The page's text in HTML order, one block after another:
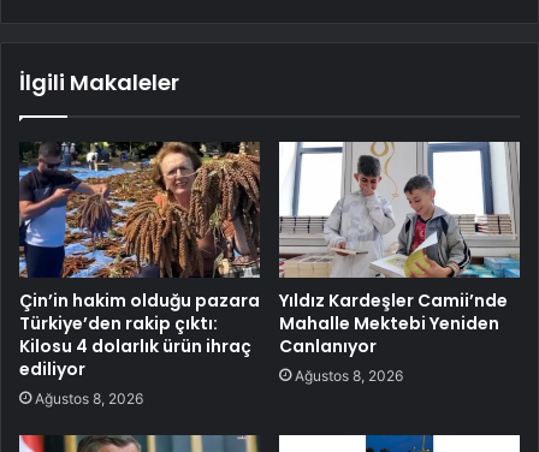
İlgili Makaleler
Çin’in hakim olduğu pazara
Türkiye’den rakip çıktı:
Kilosu 4 dolarlık ürün ihraç
ediliyor
Ağustos 8, 2026
Yıldız Kardeşler Camii’nde
Mahalle Mektebi Yeniden
Canlanıyor
Ağustos 8, 2026